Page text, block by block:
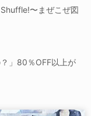
〜まぜこぜ図
」80％OFF以上が